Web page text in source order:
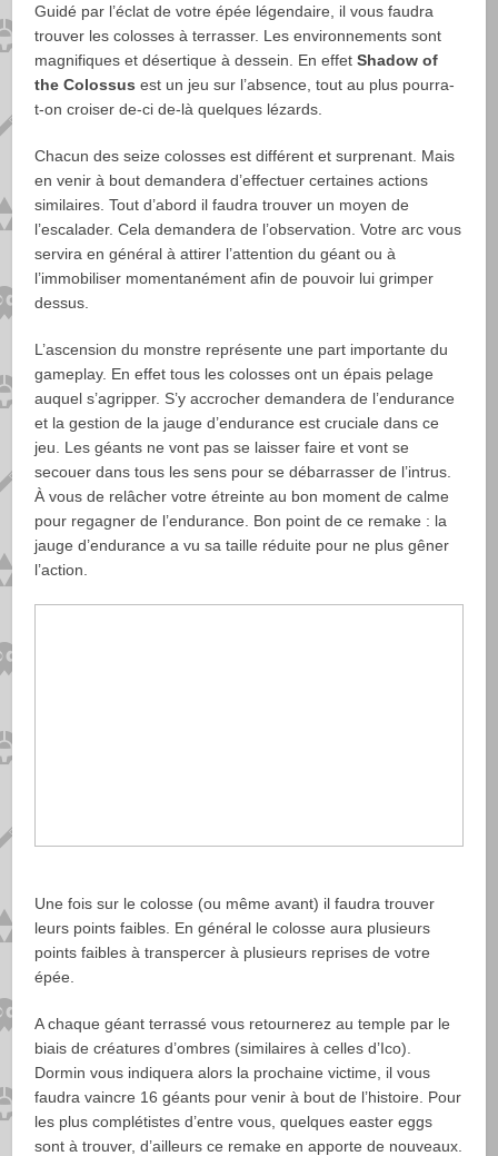
Guidé par l’éclat de votre épée légendaire, il vous faudra
trouver les colosses à terrasser. Les environnements sont
magnifiques et désertique à dessein. En effetShadow of
the Colossus est un jeu sur l’absence, tout au plus pourra-
t-on croiser de-ci de-là quelques lézards.
Chacun des seize colosses est différent et surprenant. Mais
en venir à bout demandera d’effectuer certaines actions
similaires. Tout d’abord il faudra trouver un moyen de
l’escalader. Cela demandera de l’observation. Votre arc vous
servira en général à attirer l’attention du géant ou à
l’immobiliser momentanément afin de pouvoir lui grimper
dessus.
L’ascension du monstre représente une part importante du
gameplay. En effet tous les colosses ont un épais pelage
auquel s’agripper. S’y accrocher demandera de l’endurance
et la gestion de la jauge d’endurance est cruciale dans ce
jeu. Les géants ne vont pas se laisser faire et vont se
secouer dans tous les sens pour se débarrasser de l’intrus.
À vous de relâcher votre étreinte au bon moment de calme
pour regagner de l’endurance. Bon point de ce remake : la
jauge d’endurance a vu sa taille réduite pour ne plus gêner
l’action.
Une fois sur le colosse (ou même avant) il faudra trouver
leurs points faibles. En général le colosse aura plusieurs
points faibles à transpercer à plusieurs reprises de votre
épée.
A chaque géant terrassé vous retournerez au temple par le
biais de créatures d’ombres (similaires à celles d’Ico).
Dormin vous indiquera alors la prochaine victime, il vous
faudra vaincre 16 géants pour venir à bout de l’histoire. Pour
les plus complétistes d’entre vous, quelques easter eggs
sont à trouver, d’ailleurs ce remake en apporte de nouveaux.